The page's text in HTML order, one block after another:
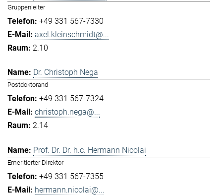
Gruppenleiter
+49 331 567-7330
axel.kleinschmidt@...
2.10
Dr. Christoph Nega
Postdoktorand
+49 331 567-7324
christoph.nega@...
2.14
Prof. Dr. Dr. h.c. Hermann Nicolai
Emeritierter Direktor
+49 331 567-7355
hermann.nicolai@...